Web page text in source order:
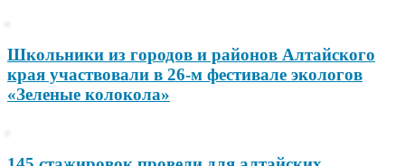
Школьники из городов и районов Алтайского
края участвовали в 26-м фестивале экологов
«Зеленые колокола»